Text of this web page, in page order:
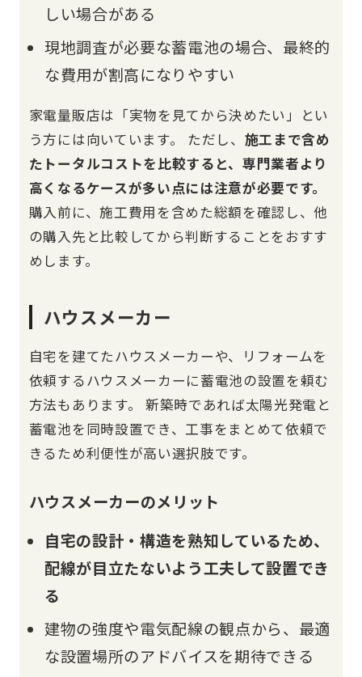
しい場合がある
現地調査が必要な蓄電池の場合、最終的
な費用が割高になりやすい
家電量販店は「実物を見てから決めたい」とい
う方には向いています。 ただし、 施工まで含め
たトータルコストを比較すると、専門業者より
高くなるケースが多い点には注意が必要です。
購入前に、施工費用を含めた総額を確認し、他
の購入先と比較してから判断することをおすす
めします。
ハウスメーカー
自宅を建てたハウスメーカーや、リフォームを
依頼するハウスメーカーに蓄電池の設置を頼む
方法もあります。 新築時であれば太陽光発電と
蓄電池を同時設置でき、工事をまとめて依頼で
きるため利便性が高い選択肢です。
ハウスメーカーのメリット
自宅の設計・構造を熟知しているため、
配線が目立たないよう工夫して設置でき
る
建物の強度や電気配線の観点から、最適
な設置場所のアドバイスを期待できる